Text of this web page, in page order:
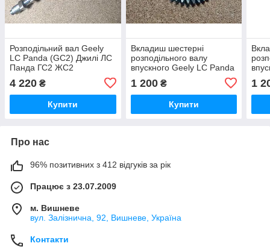
Розподільний вал Geely
LC Panda (GC2) Джилі ЛС
Панда ГС2 ЖС2
4 220 ₴
Купити
Вкладиш шестерні
розподільного валу
впускного Geely LC Panda
ГС2 Джилі ЛС Панда ЖС2
1 200₴
Купити
2
1
Про нас
96% позитивних з 412 відгуків за рік
Працює з 23.07.2009
м. Вишневе
вул. Залізнична, 92, Вишневе, Україна
Контакти